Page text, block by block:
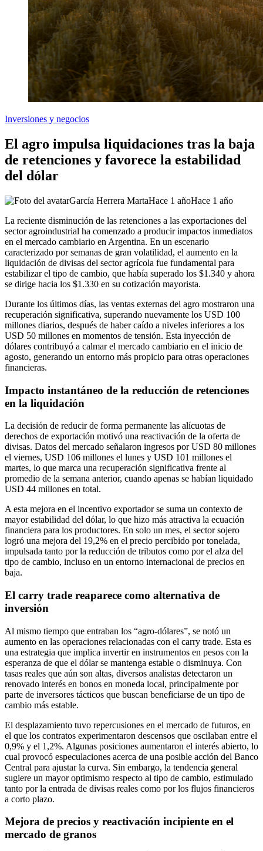
Inversiones y negocios
El agro impulsa liquidaciones tras la baja
de retenciones y favorece la estabilidad
del dólar
García Herrera MartaHace 1 añoHace 1 año
La reciente disminución de las retenciones a las exportaciones del
sector agroindustrial ha comenzado a producir impactos inmediatos
en el mercado cambiario en Argentina. En un escenario
caracterizado por semanas de gran volatilidad, el aumento en la
liquidación de divisas del sector agrícola fue fundamental para
estabilizar el tipo de cambio, que había superado los $1.340 y ahora
se dirige hacia los $1.330 en su cotización mayorista.
Durante los últimos días, las ventas externas del agro mostraron una
recuperación significativa, superando nuevamente los USD 100
millones diarios, después de haber caído a niveles inferiores a los
USD 50 millones en momentos de tensión. Esta inyección de
dólares contribuyó a calmar el mercado cambiario en el inicio de
agosto, generando un entorno más propicio para otras operaciones
financieras.
Impacto instantáneo de la reducción de retenciones
en la liquidación
La decisión de reducir de forma permanente las alícuotas de
derechos de exportación motivó una reactivación de la oferta de
divisas. Datos del mercado señalaron ingresos por USD 80 millones
el viernes, USD 106 millones el lunes y USD 101 millones el
martes, lo que marca una recuperación significativa frente al
promedio de la semana anterior, cuando apenas se habían liquidado
USD 44 millones en total.
A esta mejora en el incentivo exportador se suma un contexto de
mayor estabilidad del dólar, lo que hizo más atractiva la ecuación
financiera para los productores. En solo un mes, el sector sojero
logró una mejora del 19,2% en el precio percibido por tonelada,
impulsada tanto por la reducción de tributos como por el alza del
tipo de cambio, incluso en un entorno internacional de precios en
baja.
El carry trade reaparece como alternativa de
inversión
Al mismo tiempo que entraban los “agro-dólares”, se notó un
aumento en las operaciones relacionadas con el carry trade. Esta es
una estrategia que implica invertir en instrumentos en pesos con la
esperanza de que el dólar se mantenga estable o disminuya. Con
tasas reales que aún son altas, diversos analistas detectaron un
renovado interés en bonos en moneda local, principalmente por
parte de inversores tácticos que buscan beneficiarse de un tipo de
cambio más estable.
El desplazamiento tuvo repercusiones en el mercado de futuros, en
el que los contratos experimentaron descensos que oscilaban entre el
0,9% y el 1,2%. Algunas posiciones aumentaron el interés abierto, lo
cual provocó especulaciones acerca de una posible acción del Banco
Central para ajustar la curva. Sin embargo, la tendencia general
sugiere un mayor optimismo respecto al tipo de cambio, estimulado
tanto por la entrada de divisas reales como por los flujos financieros
a corto plazo.
Mejora de precios y reactivación incipiente en el
mercado de granos